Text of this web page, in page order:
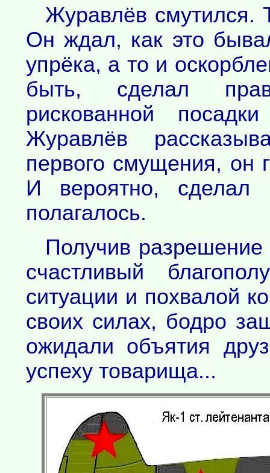
Журавлёв смутился.
Он ждал, как это
упрёка, а то и
быть, сделал
рискованной
Журавлёв
первого смущения, он
И вероятно,
полагалось.
Получив
счастливый
ситуации и похвалой
своих силах, бодро
ожидали объятия
успеху товарища...